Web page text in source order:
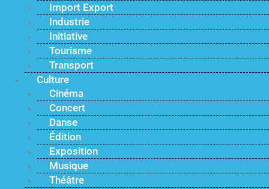
Import Export
Industrie
Initiative
Tourisme
Transport
Culture
Cinéma
Concert
Danse
Édition
Exposition
Musique
Théâtre